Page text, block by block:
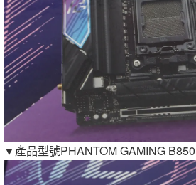
▼產品型號PHANTOM GAMING